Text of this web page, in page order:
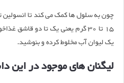
چون به سلول ها کمک می کند تا انسولین
15 تا 30 گرم یعنی یک تا دو قاشق
یک لیوان آب مخلوط کرده و بنوشید.
لیگنان های موجود در این